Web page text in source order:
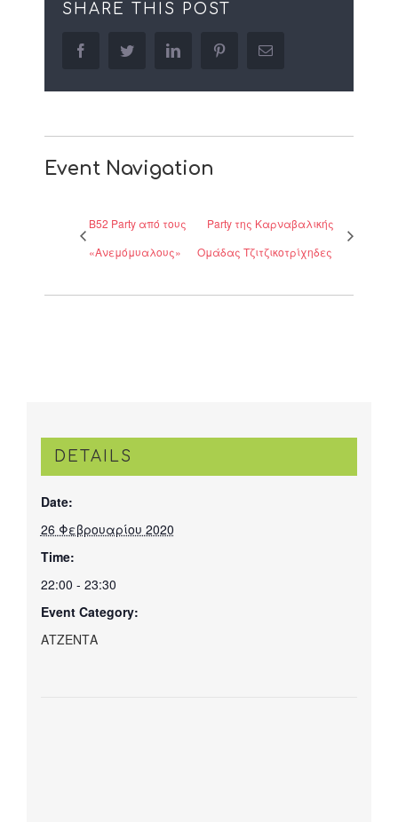
SHARE THIS POST
facebooktwitter linkedin pinterestEmail
Event Navigation
B52 Party από τους
«Ανεμόμυαλους»
Party της Καρναβαλικής
Ομάδας Τζιτζικοτρίχηδες
DETAILS
Date:
26 Φεβρουαρίου 2020
Time:
22:00 - 23:30
Event Category:
ΑΤΖΕΝΤΑ